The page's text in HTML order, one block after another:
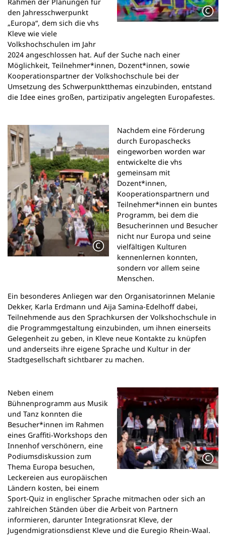
den Jahresschwerpunkt
„Europa“, dem sich die vhs
Kleve wie viele
Volkshochschulen im Jahr
2024 angeschlossen hat. Auf der Suche nach einer
Möglichkeit, Teilnehmer*innen, Dozent*innen, sowie
Kooperationspartner der Volkshochschule bei der
Umsetzung des Schwerpunktthemas einzubinden, entstand
die Idee eines großen, partizipativ angelegten Europafestes.
Nachdem eine Förderung
durch Europaschecks
eingeworben worden war
entwickelte die vhs
gemeinsam mit
Dozent*innen,
Kooperationspartnern und
Teilnehmer*innen ein buntes
Programm, bei dem die
Besucherinnen und Besucher
nicht nur Europa und seine
vielfältigen Kulturen
kennenlernen konnten,
sondern vor allem seine
Menschen.
Ein besonderes Anliegen war den Organisatorinnen Melanie
Dekker, Karla Erdmann und Aija Samina-Edelhoff dabei,
Teilnehmende aus den Sprachkursen der Volkshochschule in
die Programmgestaltung einzubinden, um ihnen einerseits
Gelegenheit zu geben, in Kleve neue Kontakte zu knüpfen
und anderseits ihre eigene Sprache und Kultur in der
Stadtgesellschaft sichtbarer zu machen.
Neben einem
Bühnenprogramm aus Musik
und Tanz konnten die
Besucher*innen im Rahmen
eines Graffiti-Workshops den
Innenhof verschönern, eine
Podiumsdiskussion zum
Thema Europa besuchen,
Leckereien aus europäischen
Ländern kosten, bei einem
Sport-Quiz in englischer Sprache mitmachen oder sich an
zahlreichen Ständen über die Arbeit von Partnern
informieren, darunter Integrationsrat Kleve, der
Jugendmigrationsdienst Kleve und die Euregio Rhein-Waal.